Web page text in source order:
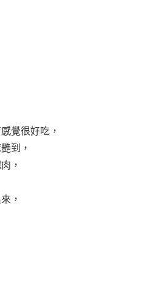
覺很好吃，
到，
，
，